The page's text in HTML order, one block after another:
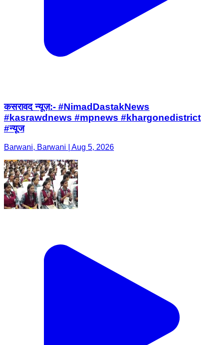
कसरावद न्यूज़:- #NimadDastakNews
#kasrawdnews #mpnews #khargonedistrict
#न्यूज
Barwani, Barwani | Aug 5, 2026